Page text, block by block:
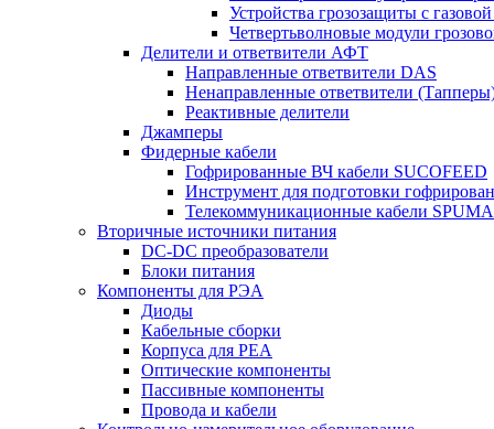
Устройства грозозащиты с
Четвертьволновые модули
Делители и ответвители АФТ
Направленные ответвители DAS
Ненаправленные ответвители
Реактивные делители
Джамперы
Фидерные кабели
Гофрированные ВЧ кабели SUCOFEED
Инструмент для подготовки
Телекоммуникационные кабели SPUMA
Вторичные источники питания
DC-DC преобразователи
Блоки питания
Компоненты для РЭА
Диоды
Кабельные сборки
Корпуса для РЕА
Оптические компоненты
Пассивные компоненты
Провода и кабели